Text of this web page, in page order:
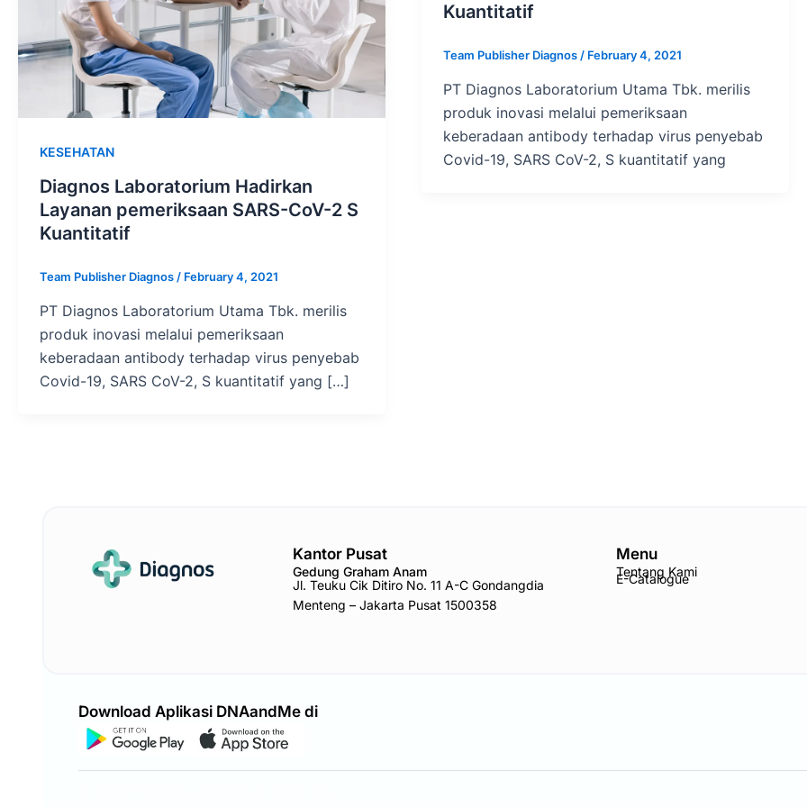
KESEHATAN
Diagnos Laboratorium Hadirkan
Layanan pemeriksaan SARS-CoV-2 S
Kuantitatif
Team Publisher Diagnos/ February 4, 2021
PT Diagnos Laboratorium Utama Tbk. merilis
produk inovasi melalui pemeriksaan
keberadaan antibody terhadap virus penyebab
Covid-19, SARS CoV-2, S kuantitatif yang […]
Kuantitatif
Team Publisher Diagnos / February 4, 2021
PT Diagnos Laboratorium Utama Tbk. merilis
produk inovasi melalui pemeriksaan
keberadaan antibody terhadap virus penyebab
Covid-19, SARS CoV-2, S kuantitatif yang
Kantor Pusat
Gedung Graham Anam
Jl. Teuku Cik Ditiro No. 11 A-C Gondangdia
Menteng – Jakarta Pusat 1500358
Menu
Tentang Kami
E-Catalogue
Download Aplikasi DNAandMe di